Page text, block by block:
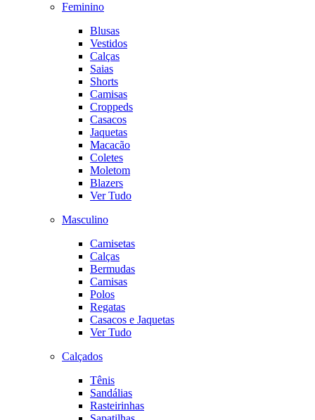
Feminino
Blusas
Vestidos
Calças
Saias
Shorts
Camisas
Croppeds
Casacos
Jaquetas
Macacão
Coletes
Moletom
Blazers
Ver Tudo
Masculino
Camisetas
Calças
Bermudas
Camisas
Polos
Regatas
Casacos e Jaquetas
Ver Tudo
Calçados
Tênis
Sandálias
Rasteirinhas